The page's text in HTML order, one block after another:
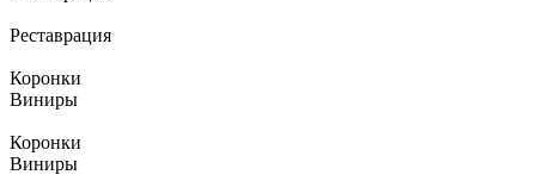
Реставрация
Коронки
Виниры
Коронки
Виниры